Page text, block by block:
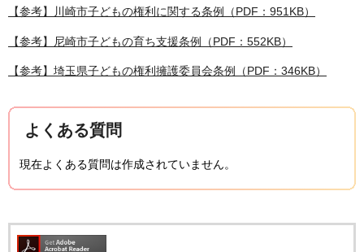
【参考】川崎市子どもの権利に関する条例（PDF：951KB）
【参考】尼崎市子どもの育ち支援条例（PDF：552KB）
【参考】埼玉県子どもの権利擁護委員会条例（PDF：346KB）
よくある質問
現在よくある質問は作成されていません。